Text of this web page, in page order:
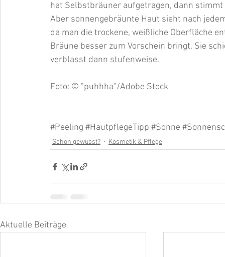
hat Selbstbräuner aufgetragen, dann stimmt
Aber sonnengebräunte Haut sieht nach
da man die trockene, weißliche Oberfläche
Bräune besser zum Vorschein bringt. Sie
verblasst dann stufenweise.
Foto: © "puhhha"/Adobe Stock
#Peeling #HautpflegeTipp #Sonne
Schon gewusst? Kosmetik & Pflege
Aktuelle Beiträge